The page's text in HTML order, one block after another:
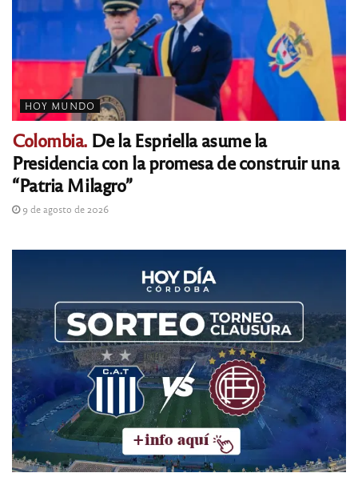
HOY MUNDO
Colombia. De la Espriella asume la
Presidencia con la promesa de construir una
“Patria Milagro”
9 de agosto de 2026